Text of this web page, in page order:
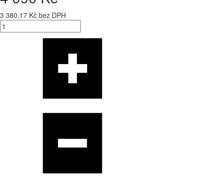
3 380,17 Kč bez DPH